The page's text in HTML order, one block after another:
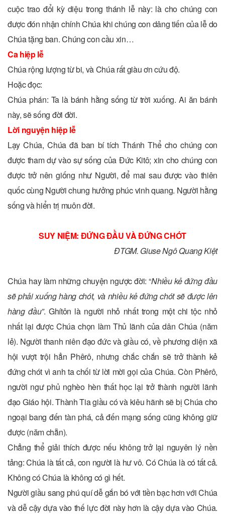
cuộc trao đổi kỳ diệu trong thánh lễ này: là cho chúng con
được đón nhận chính Chúa khi chúng con dâng tiến của lễ do
Chúa tặng ban. Chúng con cầu xin…
Ca hiệp lễ
Chúa rộng lượng từ bi, và Chúa rất giàu ơn cứu độ.
Hoặc đọc:
Chúa phán: Ta là bánh hằng sống từ trời xuống. Ai ăn bánh
này, sẽ sống đời đời.
Lời nguyện hiệp lễ
Lạy Chúa, Chúa đã ban bí tích Thánh Thể cho chúng con
được tham dự vào sự sống của Ðức Kitô; xin cho chúng con
được trở nên giống như Người, để mai sau được vào thiên
quốc cùng Người chung hưởng phúc vinh quang. Người hằng
sống và hiển trị muôn đời.
SUY NIỆM: ĐỨNG ĐẦU VÀ ĐỨNG CHÓT
ĐTGM. Giuse Ngô Quang Kiệt
Chúa hay làm những chuyện ngược đời: “Nhiều kẻ đứng đầu
sẽ phải xuống hàng chót, và nhiều kẻ đứng chót sẽ được lên
hàng đầu”. Ghítôn là người nhỏ nhất trong một chi tộc nhỏ
nhất lại được Chúa chọn làm Thủ lãnh của dân Chúa (năm
lẻ). Người thanh niên đạo đức và giầu có, về phương diện xã
hội vượt trội hẳn Phêrô, nhưng chắc chắn sẽ trở thành kẻ
đứng chót vì anh ta chối từ lời mời gọi của Chúa. Còn Phêrô,
người ngư phủ nghèo hèn thất học lại trở thành người lãnh
đạo Giáo hội. Thành Tia giầu có và kiêu hãnh sẽ bị Chúa cho
ngoại bang đến tàn phá, cả đến mạng sống cũng không giữ
được (năm chẵn).
Chẳng thể giải thích được nếu không trở lại nguyên lý nền
tảng: Chúa là tất cả, con người là hư vô. Có Chúa là có tất cả.
Không có Chúa là không có gì hết.
Người giầu sang phú quí dễ gắn bó với tiền bạc hơn với Chúa
và dễ cậy dựa vào thế lực đời này hơn là cậy dựa vào Chúa.